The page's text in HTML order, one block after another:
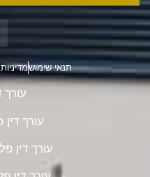
תנאי שימוש
עורך
עורך
עורך דין